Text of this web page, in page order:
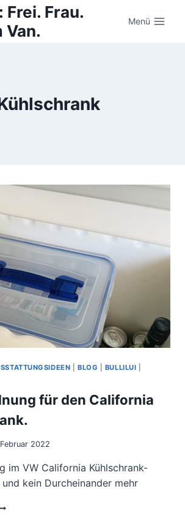
Frau.
Van.
Menü
BLOG BULLILUI
für den California
2022
im VW California Kühlschrank-
kein Durcheinander mehr